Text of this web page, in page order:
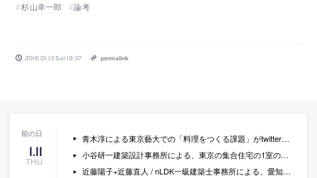
杉山幸一郎 論考
2018.01.13 Sat 19:37 permalink
1.11
THU
青木淳による東京藝大での「料理をつくる課題」がtwitter上で話題に
小谷研一建築設計事務所による、東京の集合住宅の1室のリノベーション「虎ノ門の住宅（改装）」の内覧会が開催
近藤陽子+近藤直人 / nLDK一級建築士事務所による、愛知・名古屋の「高架下のオフィス」